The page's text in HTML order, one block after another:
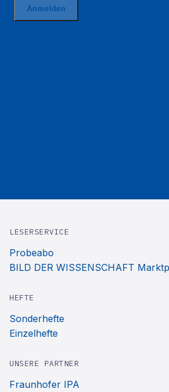
LESERSERVICE
Probeabo
BILD DER WISSENSCHAFT
HEFTE
Sonderhefte
Einzelhefte
UNSERE PARTNER
Fraunhofer IPA